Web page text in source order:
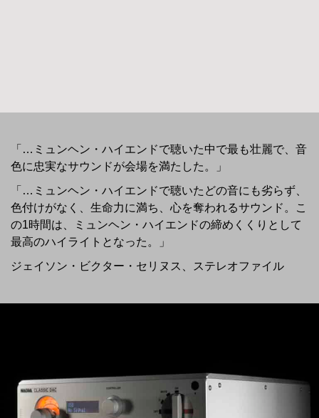
「…ミュンヘン・ハイエンドで聴いた中で最も壮麗で、音
色に忠実なサウンドが会場を満たした。」
「…ミュンヘン・ハイエンドで聴いたどの音にも劣らず、
色付けがなく、生命力に満ち、心を奪われるサウンド。こ
の1時間は、ミュンヘン・ハイエンドの締めくくりとして
最高のハイライトとなった。」
ジェイソン・ビクター・セリヌス、ステレオファイル